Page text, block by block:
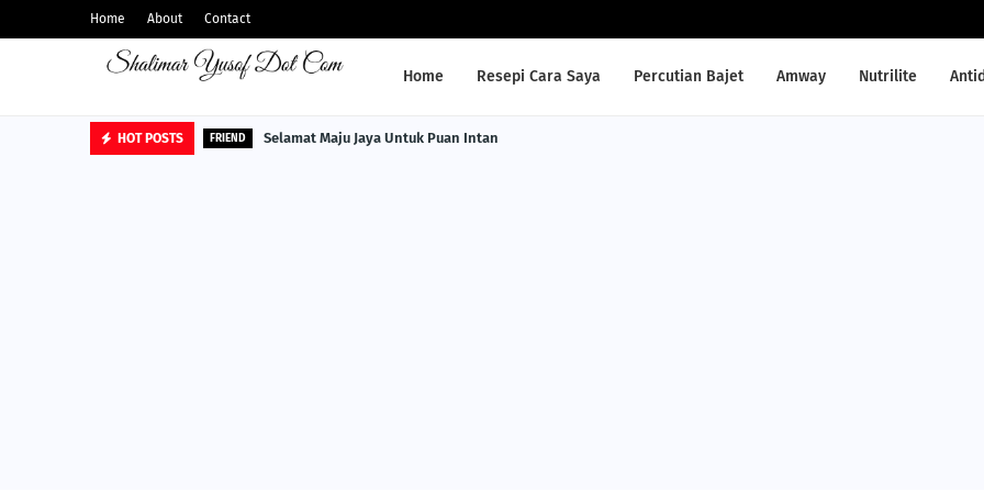
Home About Contact
Home Resepi Cara Saya Percutian Bajet Amway Nutrilite
HOT POSTS FRIEND Selamat Maju Jaya Untuk Puan Intan